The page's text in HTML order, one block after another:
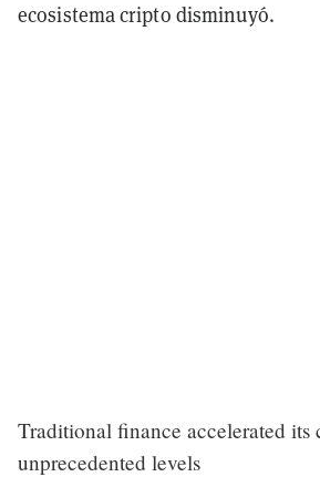
ecosistema cripto disminuyó.
Traditional finance accelerated
unprecedented levels